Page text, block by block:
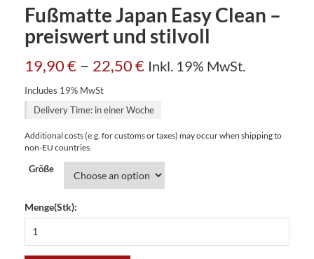
Fußmatte Japan Easy Clean –
preiswert und stilvoll
19,90€ – 22,50€ Inkl. 19% MwSt.
Includes 19% MwSt
Delivery Time: in einer Woche
Additional costs (e.g. for customs or taxes) may occur when shipping to
non-EU countries.
Größe
Menge(Stk):
Japan